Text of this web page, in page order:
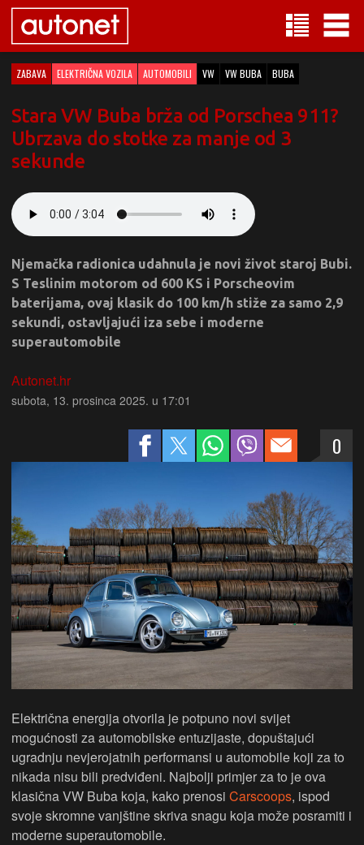
ZABAVA ELEKTRIČNA VOZILA AUTOMOBILI VW VW BUBA BUBA
Stara VW Buba brža od Porschea 911?
Ubrzava do stotke za manje od 3
sekunde
Njemačka radionica udahnula je novi život staroj Bubi.
S Teslinim motorom od 600 KS i Porscheovim
baterijama, ovaj klasik do 100 km/h stiže za samo 2,9
sekundi, ostavljajući iza sebe i moderne
superautomobile
Autonet.hr
subota, 13. prosinca 2025. u 17:01
0
Električna energija otvorila je potpuno novi svijet
mogućnosti za automobilske entuzijaste, dopuštajući
ugradnju nevjerojatnih performansi u automobile koji za to
nikada nisu bili predviđeni. Najbolji primjer za to je ova
klasična VW Buba koja, kako prenosi Carscoops, ispod
svoje skromne vanjštine skriva snagu koja može posramiti i
moderne superautomobile.